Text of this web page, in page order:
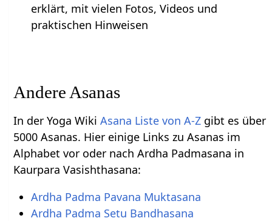
erklärt, mit vielen Fotos, Videos und
praktischen Hinweisen
Andere Asanas
In der Yoga WikiAsana Liste von A-Z gibt es über
5000 Asanas. Hier einige Links zu Asanas im
Alphabet vor oder nach Ardha Padmasana in
Kaurpara Vasishthasana:
Ardha Padma Pavana Muktasana
Ardha Padma Setu Bandhasana